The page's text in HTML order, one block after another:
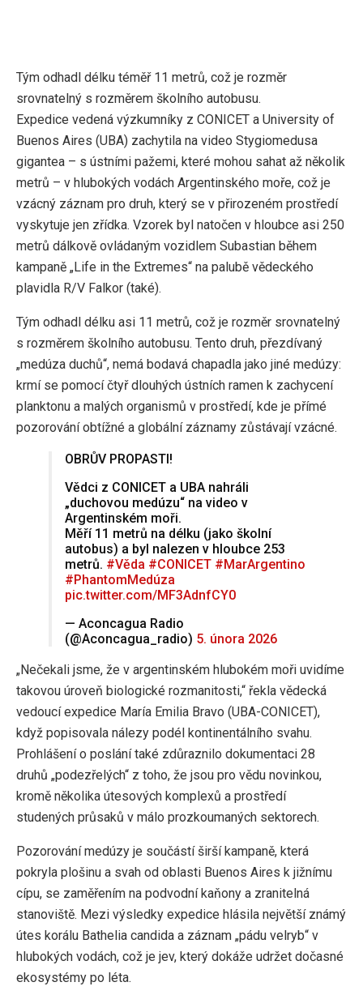
Tým odhadl délku téměř 11 metrů, což je rozměr
srovnatelný s rozměrem školního autobusu.
Expedice vedená výzkumníky z CONICET a University of
Buenos Aires (UBA) zachytila ​​na video Stygiomedusa
gigantea – s ústními pažemi, které mohou sahat až několik
metrů – v hlubokých vodách Argentinského moře, což je
vzácný záznam pro druh, který se v přirozeném prostředí
vyskytuje jen zřídka. Vzorek byl natočen v hloubce asi 250
metrů dálkově ovládaným vozidlem Subastian během
kampaně „Life in the Extremes“ na palubě vědeckého
plavidla R/V Falkor (také).
Tým odhadl délku asi 11 metrů, což je rozměr srovnatelný
s rozměrem školního autobusu. Tento druh, přezdívaný
„medúza duchů“, nemá bodavá chapadla jako jiné medúzy:
krmí se pomocí čtyř dlouhých ústních ramen k zachycení
planktonu a malých organismů v prostředí, kde je přímé
pozorování obtížné a globální záznamy zůstávají vzácné.
OBRŮV PROPASTI!
Vědci z CONICET a UBA nahráli
„duchovou medúzu“ na video v
Argentinském moři.
Měří 11 metrů na délku (jako školní
autobus) a byl nalezen v hloubce 253
metrů. #Věda #CONICET #MarArgentino
#PhantomMedúza
pic.twitter.com/MF3AdnfCY0
— Aconcagua Radio
(@Aconcagua_radio) 5. února 2026
„Nečekali jsme, že v argentinském hlubokém moři uvidíme
takovou úroveň biologické rozmanitosti,“ řekla vědecká
vedoucí expedice María Emilia Bravo (UBA-CONICET),
když popisovala nálezy podél kontinentálního svahu.
Prohlášení o poslání také zdůraznilo dokumentaci 28
druhů „podezřelých“ z toho, že jsou pro vědu novinkou,
kromě několika útesových komplexů a prostředí
studených průsaků v málo prozkoumaných sektorech.
Pozorování medúzy je součástí širší kampaně, která
pokryla plošinu a svah od oblasti Buenos Aires k jižnímu
cípu, se zaměřením na podvodní kaňony a zranitelná
stanoviště. Mezi výsledky expedice hlásila největší známý
útes korálu Bathelia candida a záznam „pádu velryb“ v
hlubokých vodách, což je jev, který dokáže udržet dočasné
ekosystémy po léta.